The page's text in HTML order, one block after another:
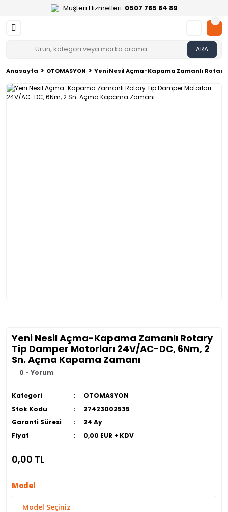
Müşteri Hizmetleri: 0507 785 84 89
ARA
Anasayfa OTOMASYON Yeni Nesil Açma-Kapama Zamanlı Rotary
Yeni Nesil Açma-Kapama Zamanlı Rotary
Tip Damper Motorları 24V/AC-DC, 6Nm, 2
Sn. Açma Kapama Zamanı
0 - Yorum
Kategori
OTOMASYON
Stok Kodu
27423002535
Garanti Süresi
24 Ay
Fiyat
0,00 EUR + KDV
0,00 TL
Model